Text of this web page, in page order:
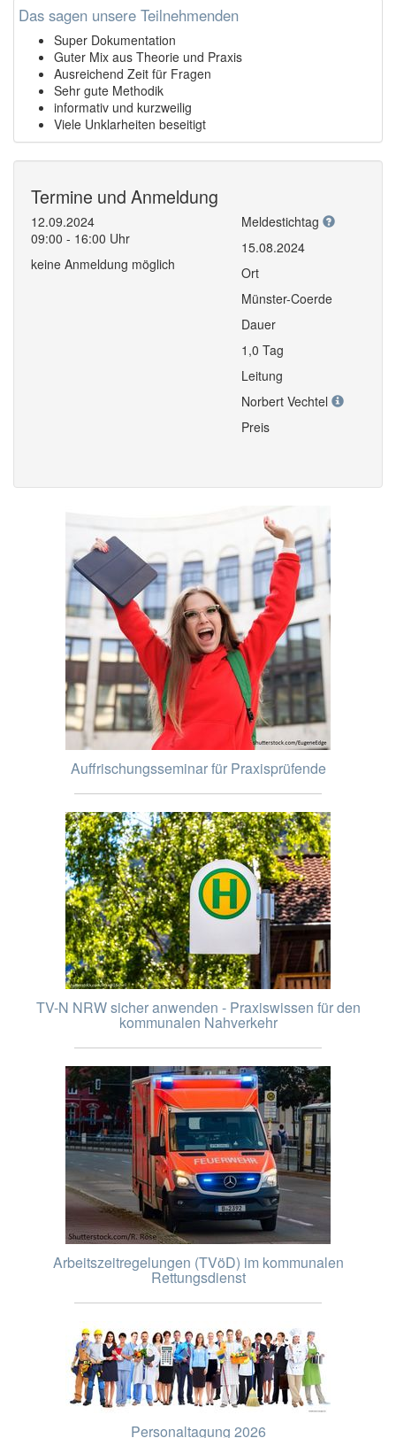
Das sagen unsere Teilnehmenden
Super Dokumentation
Guter Mix aus Theorie und Praxis
Ausreichend Zeit für Fragen
Sehr gute Methodik
informativ und kurzweilig
Viele Unklarheiten beseitigt
Termine und Anmeldung
12.09.2024
09:00 - 16:00 Uhr
keine Anmeldung möglich
Meldestichtag
15.08.2024
Ort
Münster-Coerde
Dauer
1,0 Tag
Leitung
Norbert Vechtel
Preis
Auffrischungsseminar für Praxisprüfende
TV-N NRW sicher anwenden - Praxiswissen für den
kommunalen Nahverkehr
Arbeitszeitregelungen (TVöD) im kommunalen
Rettungsdienst
Personaltagung 2026